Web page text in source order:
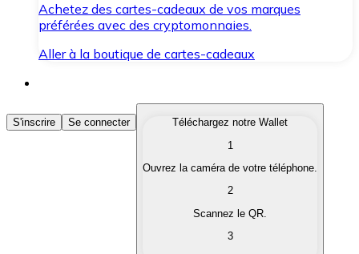
Achetez des cartes-cadeaux de vos marques
préférées avec des cryptomonnaies.
Aller à la boutique de cartes-cadeaux
Acheter des Cryptomonnaies
Achetez les cryptomonnaies qui vous intéressent
Convertissez vos cryptomonnaies en monnaie
S'inscrire Se connecter
Téléchargez notre Wallet
1
Ouvrez la caméra de votre téléphone.
2
Scannez le QR.
3